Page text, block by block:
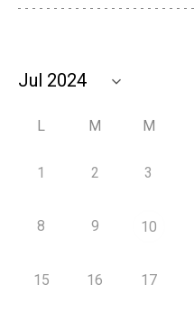
L M M
1 2 3
8 9 10
15 16 17